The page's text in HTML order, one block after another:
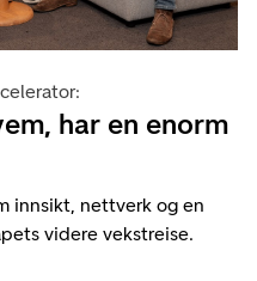
har en enorm
innsikt, nettverk og en
videre vekstreise.